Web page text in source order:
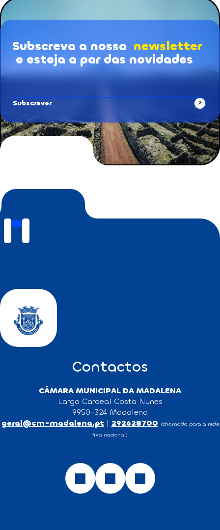
Subscrição de Newsletters
Subscreva a nossa newsletter
e esteja a par das novidades
Subscrever
Contactos
CÂMARA MUNICIPAL DA MADALENA
Largo Cardeal Costa Nunes
9950-324 Madalena
geral@cm-madalena.pt | 292628700 (chamada para a rede
fixa nacional)